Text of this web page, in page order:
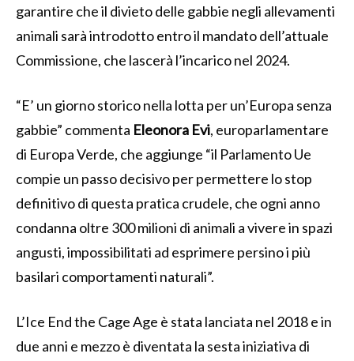
garantire che il divieto delle gabbie negli allevamenti
animali sarà introdotto entro il mandato dell’attuale
Commissione, che lascerà l’incarico nel 2024.
“E’ un giorno storico nella lotta per un’Europa senza
gabbie” commenta Eleonora Evi, europarlamentare
di Europa Verde, che aggiunge “il Parlamento Ue
compie un passo decisivo per permettere lo stop
definitivo di questa pratica crudele, che ogni anno
condanna oltre 300 milioni di animali a vivere in spazi
angusti, impossibilitati ad esprimere persino i più
basilari comportamenti naturali”.
L’Ice End the Cage Age è stata lanciata nel 2018 e in
due anni e mezzo è diventata la sesta iniziativa di